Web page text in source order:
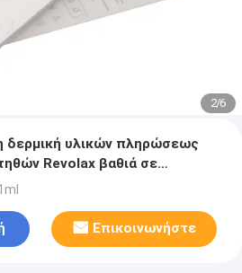
2/6
δερμική υλικών πληρώσεως
Revolax βαθιά σε
Επικοινωνήστε